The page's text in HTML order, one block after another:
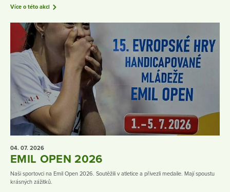
Více o této akci
04. 07. 2026
EMIL OPEN 2026
Naši sportovci na Emil Open 2026. Soutěžili v atletice a přivezli medaile. Mají spoustu
krásných zážitků.